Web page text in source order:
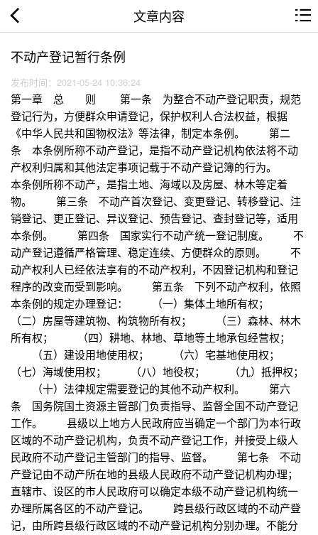
文章内容
不动产登记暂行条例
发布时间：2021-05-24 10:36:24
第一章 总 则 第一条 为整合不动产登记职责，规范
登记行为，方便群众申请登记，保护权利人合法权益，根据
《中华人民共和国物权法》等法律，制定本条例。 第二
条 本条例所称不动产登记，是指不动产登记机构依法将不动
产权利归属和其他法定事项记载于不动产登记簿的行为。
本条例所称不动产，是指土地、海域以及房屋、林木等定着
物。 第三条 不动产首次登记、变更登记、转移登记、注
销登记、更正登记、异议登记、预告登记、查封登记等，适用
本条例。 第四条 国家实行不动产统一登记制度。 不
动产登记遵循严格管理、稳定连续、方便群众的原则。 不
动产权利人已经依法享有的不动产权利，不因登记机构和登记
程序的改变而受到影响。 第五条 下列不动产权利，依照
本条例的规定办理登记： （一）集体土地所有权；
（二）房屋等建筑物、构筑物所有权； （三）森林、林木
所有权； （四）耕地、林地、草地等土地承包经营权；
（五）建设用地使用权； （六）宅基地使用权；
（七）海域使用权； （八）地役权； （九）抵押权；
（十）法律规定需要登记的其他不动产权利。 第六
条 国务院国土资源主管部门负责指导、监督全国不动产登记
工作。 县级以上地方人民政府应当确定一个部门为本行政
区域的不动产登记机构，负责不动产登记工作，并接受上级人
民政府不动产登记主管部门的指导、监督。 第七条 不动
产登记由不动产所在地的县级人民政府不动产登记机构办理；
直辖市、设区的市人民政府可以确定本级不动产登记机构统一
办理所属各区的不动产登记。 跨县级行政区域的不动产登
记，由所跨县级行政区域的不动产登记机构分别办理。不能分